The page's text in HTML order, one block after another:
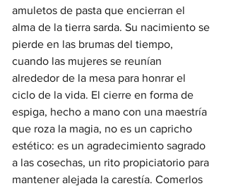
amuletos de pasta que encierran el
alma de la tierra sarda. Su nacimiento se
pierde en las brumas del tiempo,
cuando las mujeres se reunían
alrededor de la mesa para honrar el
ciclo de la vida. El cierre en forma de
espiga, hecho a mano con una maestría
que roza la magia, no es un capricho
estético: es un agradecimiento sagrado
a las cosechas, un rito propiciatorio para
mantener alejada la carestía. Comerlos